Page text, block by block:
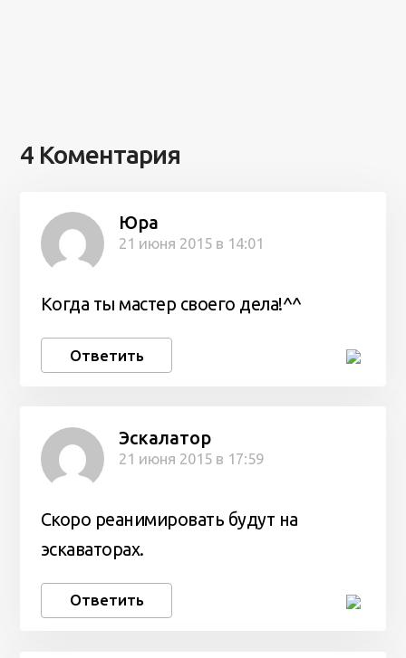
4 Коментария
Юра
21 июня 2015 в 14:01
Когда ты мастер своего дела!^^
Ответить
Эскалатор
21 июня 2015 в 17:59
Скоро реанимировать будут на
эскаваторах.
Ответить